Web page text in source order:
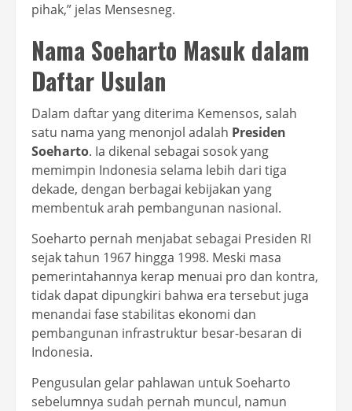
pihak,” jelas Mensesneg.
Nama Soeharto Masuk dalam
Daftar Usulan
Dalam daftar yang diterima Kemensos, salah
satu nama yang menonjol adalah Presiden
Soeharto. Ia dikenal sebagai sosok yang
memimpin Indonesia selama lebih dari tiga
dekade, dengan berbagai kebijakan yang
membentuk arah pembangunan nasional.
Soeharto pernah menjabat sebagai Presiden RI
sejak tahun 1967 hingga 1998. Meski masa
pemerintahannya kerap menuai pro dan kontra,
tidak dapat dipungkiri bahwa era tersebut juga
menandai fase stabilitas ekonomi dan
pembangunan infrastruktur besar-besaran di
Indonesia.
Pengusulan gelar pahlawan untuk Soeharto
sebelumnya sudah pernah muncul, namun